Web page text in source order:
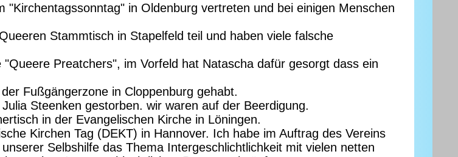
in Oldenburg vertreten und bei einigen Menschen
Stammtisch in Stapelfeld teil und haben viele falsche
Preatchers", im Vorfeld hat Natascha dafür gesorgt dass ein
Fußgängerzone in Cloppenburg gehabt.
Steenken gestorben. wir waren auf der Beerdigung.
in der Evangelischen Kirche in Löningen.
Kirchen Tag (DEKT) in Hannover. Ich habe im Auftrag des Vereins
Selbshilfe das Thema Intergeschlichtlichkeit mit vielen netten